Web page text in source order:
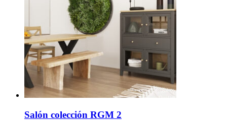
Salón colección RGM 2